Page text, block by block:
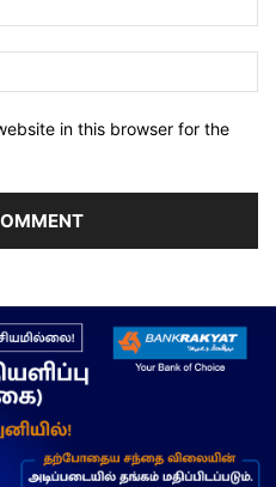
in this browser for the